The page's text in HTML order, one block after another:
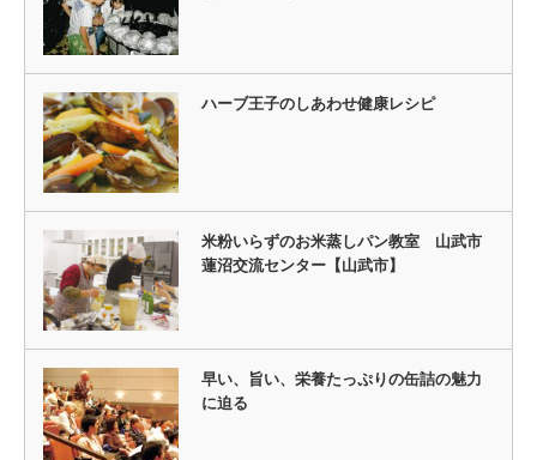
ハーブ王子のしあわせ健康レシピ
米粉いらずのお米蒸しパン教室 山武市
蓮沼交流センター【山武市】
早い、旨い、栄養たっぷりの缶詰の魅力
に迫る